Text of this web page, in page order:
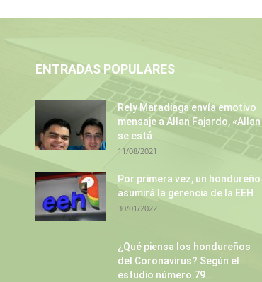
ENTRADAS POPULARES
Rely Maradiaga envía emotivo
mensaje a Allan Fajardo, «Allan
se está...
11/08/2021
Por primera vez, un hondureño
asumirá la gerencia de la EEH
30/01/2022
¿Qué piensa los hondureños
del Coronavirus? Según el
estudio número 79...